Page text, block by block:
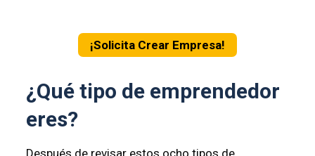
¡Solicita Crear Empresa!
¿Qué tipo de emprendedor
eres?
Después de revisar estos ocho tipos de